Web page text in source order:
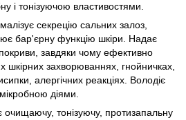
і тонізуючою властивостями.
секрецію сальних залоз,
бар'єрну функцію шкіри. Надає
завдяки чому ефективно
шкірних захворюваннях, гнойничках,
алергічних реакціях. Володіє
діями.
тонізуючу, протизапальну